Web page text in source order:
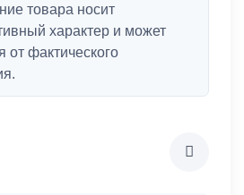
товара носит
характер и может
от фактического